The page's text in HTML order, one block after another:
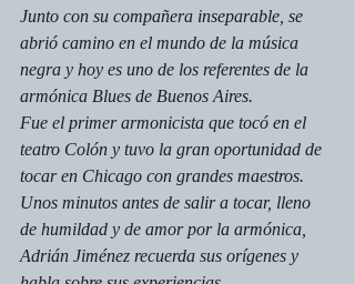
Junto con su compañera inseparable, se
abrió camino en el mundo de la música
negra y hoy es uno de los referentes de la
armónica Blues de Buenos Aires.
Fue el primer armonicista que tocó en el
teatro Colón y tuvo la gran oportunidad de
tocar en Chicago con grandes maestros.
Unos minutos antes de salir a tocar, lleno
de humildad y de amor por la armónica,
Adrián Jiménez recuerda sus orígenes y